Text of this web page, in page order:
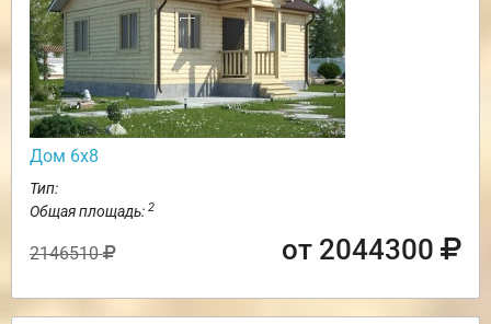
Дом 6х8
Тип:
Общая площадь: 2
2146510 от 2044300